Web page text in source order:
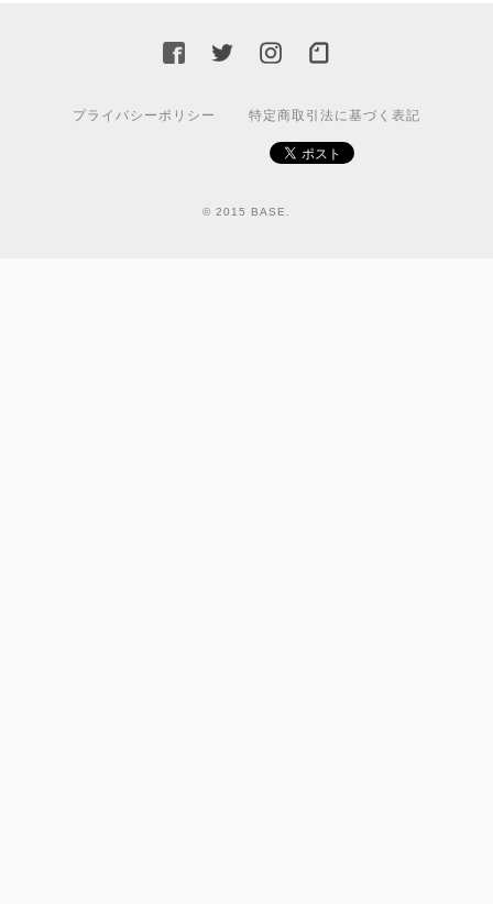
プライバシーポリシー 特定商取引法に基づく表記
© 2015 BASE.